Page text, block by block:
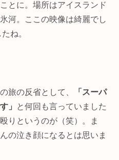
とに。場所はアイスランド
河。ここの映像は綺麗でし
ね。
旅の反省として、
「スーパ
」
と何回も言っていました
りというのが（笑）。ま
の泣き顔になるとは思いま